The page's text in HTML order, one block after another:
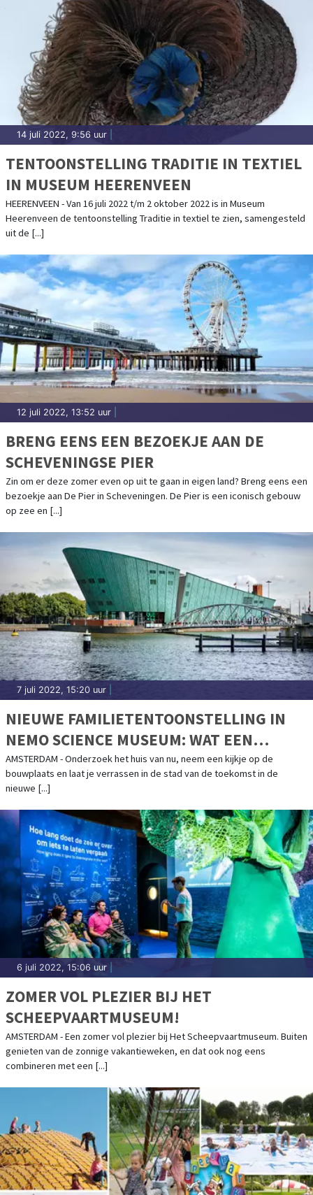
14 juli 2022, 9:56 uur
TENTOONSTELLING TRADITIE IN TEXTIEL
IN MUSEUM HEERENVEEN
HEERENVEEN - Van 16 juli 2022 t/m 2 oktober 2022 is in Museum
Heerenveen de tentoonstelling Traditie in textiel te zien, samengesteld
uit de [...]
12 juli 2022, 13:52 uur
BRENG EENS EEN BEZOEKJE AAN DE
SCHEVENINGSE PIER
Zin om er deze zomer even op uit te gaan in eigen land? Breng eens een
bezoekje aan De Pier in Scheveningen. De Pier is een iconisch gebouw
op zee en [...]
7 juli 2022, 15:20 uur
NIEUWE FAMILIETENTOONSTELLING IN
NEMO SCIENCE MUSEUM: WAT EEN
GEBOUW!
AMSTERDAM - Onderzoek het huis van nu, neem een kijkje op de
bouwplaats en laat je verrassen in de stad van de toekomst in de
nieuwe [...]
6 juli 2022, 15:06 uur
ZOMER VOL PLEZIER BIJ HET
SCHEEPVAARTMUSEUM!
AMSTERDAM - Een zomer vol plezier bij Het Scheepvaartmuseum. Buiten
genieten van de zonnige vakantieweken, en dat ook nog eens
combineren met een [...]